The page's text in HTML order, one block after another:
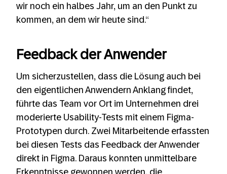
wir noch ein halbes Jahr, um an den Punkt zu
kommen, an dem wir heute sind.“
Feedback der Anwender
Um sicherzustellen, dass die Lösung auch bei
den eigentlichen Anwendern Anklang findet,
führte das Team vor Ort im Unternehmen drei
moderierte Usability-Tests mit einem Figma-
Prototypen durch. Zwei Mitarbeitende erfassten
bei diesen Tests das Feedback der Anwender
direkt in Figma. Daraus konnten unmittelbare